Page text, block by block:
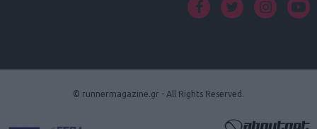
© runnermagazine.gr - All Rights Reserved.